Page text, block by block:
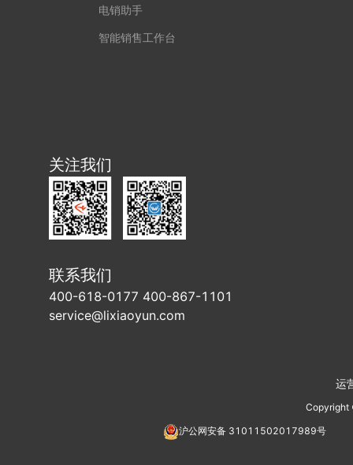
电销助手
智能销售工作台
关注我们
联系我们
400-618-0177 400-867-1101
service@lixiaoyun.com
运
沪公网安备 31011502017989号